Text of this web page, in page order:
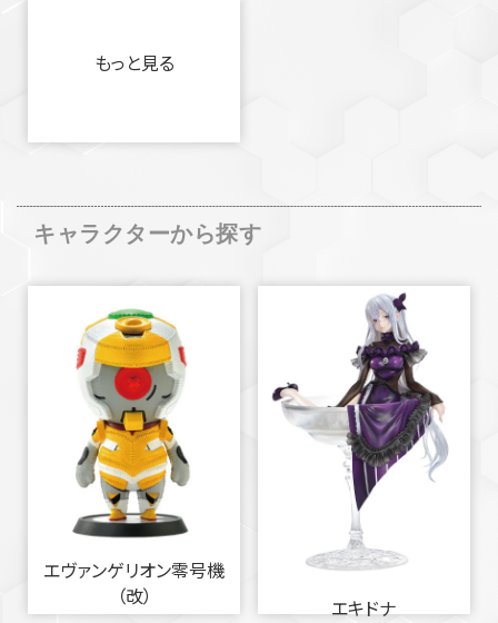
もっと見る
キャラクターから探す
エヴァンゲリオン零号機
（改）
エキドナ